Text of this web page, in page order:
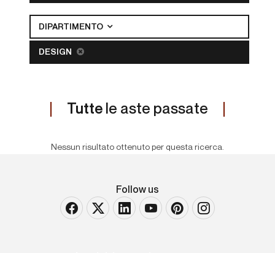
DIPARTIMENTO
DESIGN
Tutte le aste passate
Nessun risultato ottenuto per questa ricerca.
Follow us